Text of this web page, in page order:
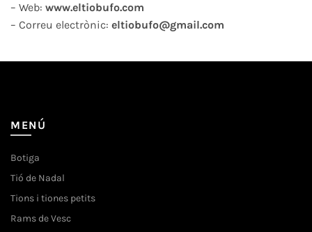
– Web: www.eltiobufo.com
– Correu electrònic: eltiobufo@gmail.com
MENÚ
Botiga
Tió de Nadal
Tions i tiones petits
Rams de Vesc